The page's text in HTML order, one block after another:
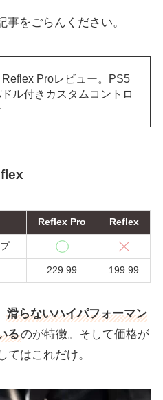
をごらんください。
Proレビュー。PS5
ル付きカスタムコントロ
Reflex Pro Reflex
229.99 199.99
滑らないハイパフォーマン
るのが特徴。そして価格が
てはこれだけ。